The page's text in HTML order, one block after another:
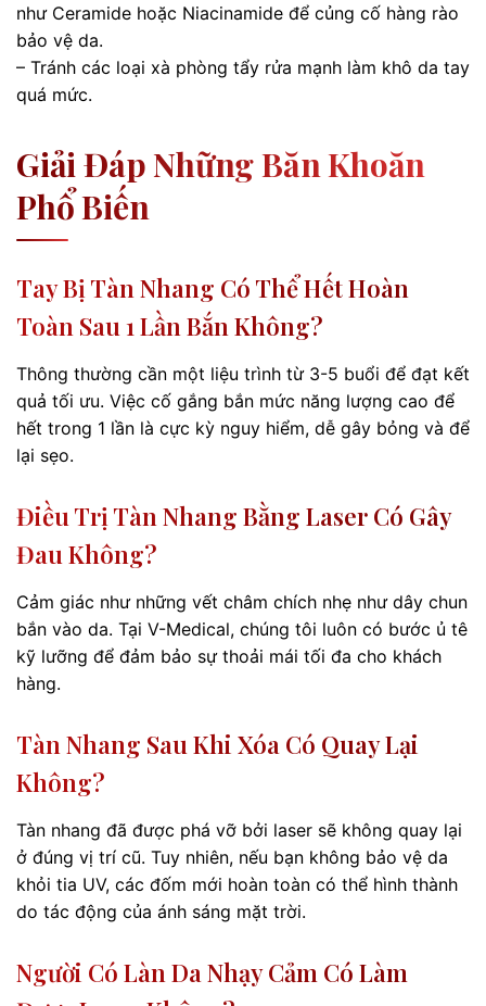
như Ceramide hoặc Niacinamide để củng cố hàng rào
bảo vệ da.
– Tránh các loại xà phòng tẩy rửa mạnh làm khô da tay
quá mức.
Giải Đáp Những Băn Khoăn
Phổ Biến
Tay Bị Tàn Nhang Có Thể Hết Hoàn
Toàn Sau 1 Lần Bắn Không?
Thông thường cần một liệu trình từ 3-5 buổi để đạt kết
quả tối ưu. Việc cố gắng bắn mức năng lượng cao để
hết trong 1 lần là cực kỳ nguy hiểm, dễ gây bỏng và để
lại sẹo.
Điều Trị Tàn Nhang Bằng Laser Có Gây
Đau Không?
Cảm giác như những vết châm chích nhẹ như dây chun
bắn vào da. Tại V-Medical, chúng tôi luôn có bước ủ tê
kỹ lưỡng để đảm bảo sự thoải mái tối đa cho khách
hàng.
Tàn Nhang Sau Khi Xóa Có Quay Lại
Không?
Tàn nhang đã được phá vỡ bởi laser sẽ không quay lại
ở đúng vị trí cũ. Tuy nhiên, nếu bạn không bảo vệ da
khỏi tia UV, các đốm mới hoàn toàn có thể hình thành
do tác động của ánh sáng mặt trời.
Người Có Làn Da Nhạy Cảm Có Làm